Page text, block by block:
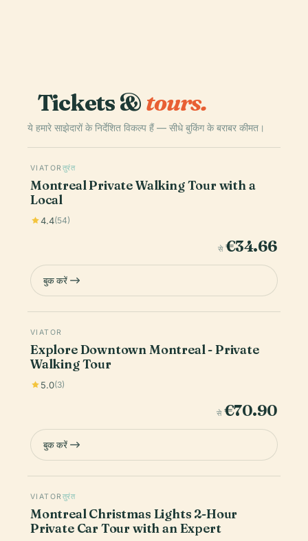
Tickets &tours.
ये हमारे साझेदारों के निर्देशित विकल्प हैं — सीधे बुकिंग के बराबर कीमत।
VIATOR तुरंत
Montreal Private Walking Tour with a
Local
4.4(54)
से €34.66
बुक करें
VIATOR
Explore Downtown Montreal - Private
Walking Tour
5.0(3)
से €70.90
बुक करें
VIATOR तुरंत
Montreal Christmas Lights 2-Hour
Private Car Tour with an Expert